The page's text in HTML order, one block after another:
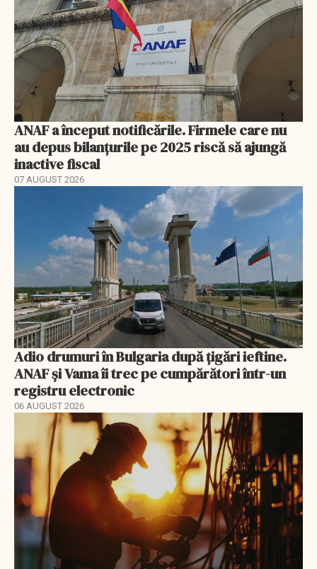
ANAF a început notificările. Firmele care nu
au depus bilanțurile pe 2025 riscă să ajungă
inactive fiscal
07 AUGUST 2026
Adio drumuri în Bulgaria după țigări ieftine.
ANAF și Vama îi trec pe cumpărători într-un
registru electronic
06 AUGUST 2026